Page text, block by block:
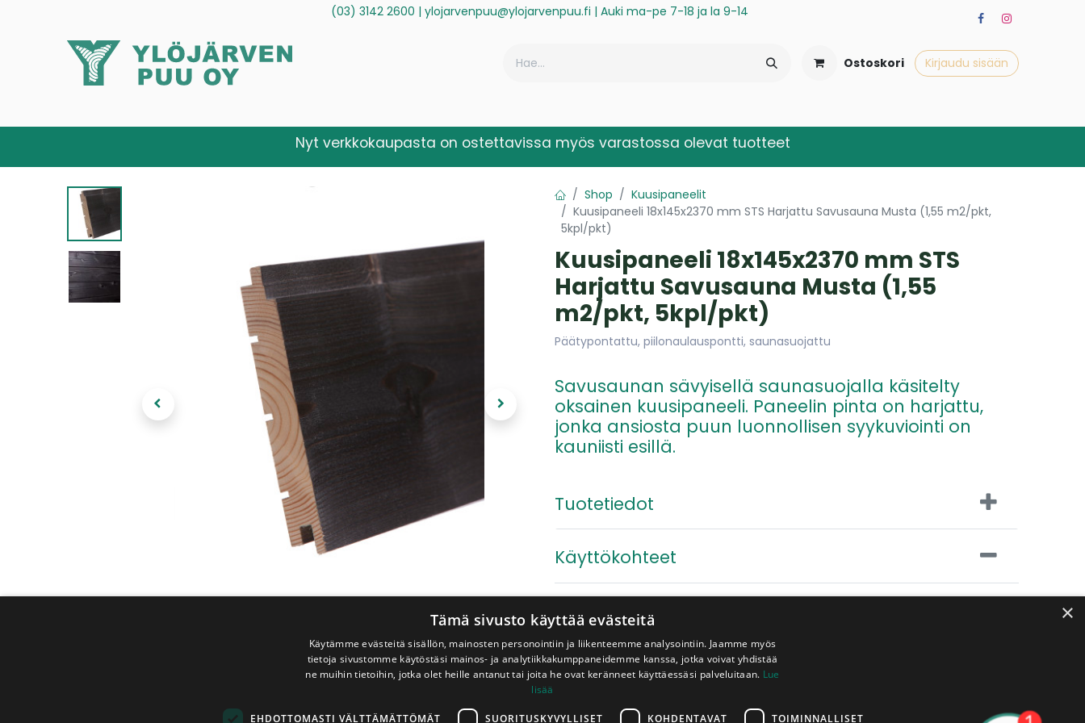
(03) 3142 2600 | ylojarvenpuu@ylojarvenpuu.fi | Auki ma-pe 7-18 ja la 9-14
Ostoskori Kirjaudu sisään
Nyt verkkokaupasta on ostettavissa myös varastossa olevat tuotteet
Shop
Kuusipaneelit
Kuusipaneeli 18x145x2370 mm STS Harjattu Savusauna Musta (1,55 m2/pkt,
5kpl/pkt)
Kuusipaneeli 18x145x2370 mm STS
Harjattu Savusauna Musta (1,55
m2/pkt, 5kpl/pkt)
Päätypontattu, piilonaulauspontti, saunasuojattu
Savusaunan sävyisellä saunasuojalla käsitelty
oksainen kuusipaneeli. Paneelin pinta on harjattu,
jonka ansiosta puun luonnollisen syykuviointi on
kauniisti esillä.
Tuotetiedot
Käyttökohteet
82,90€
pkt Sis. ALV 25,5 %
×
Tämä sivusto käyttää evästeitä
Käytämme evästeitä sisällön, mainosten personointiin ja liikenteemme analysointiin. Jaamme myös
tietoja sivustomme käytöstäsi mainos- ja analytiikkakumppaneidemme kanssa, jotka voivat yhdistää
ne muihin tietoihin, jotka olet heille antanut tai joita he ovat keränneet käyttäessäsi palveluitaan. Lue
lisää
EHDOTTOMASTI VÄLTTÄMÄTTÖMÄT SUORITUSKYVYLLISET KOHDENTAVAT TOIMINNALLISET